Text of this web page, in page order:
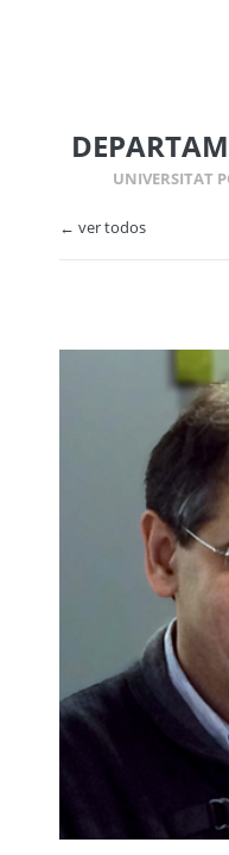
UNIVERSITAT
← ver todos